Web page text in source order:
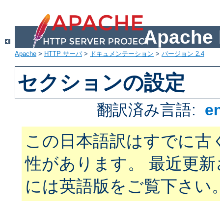
Apache
Apache > HTTP サーバ> ドキュメンテーション > バージョン 2.4
セクションの設定
翻訳済み言語:
この日本語訳はすでに古
性があります。 最近更
には英語版をご覧下さい